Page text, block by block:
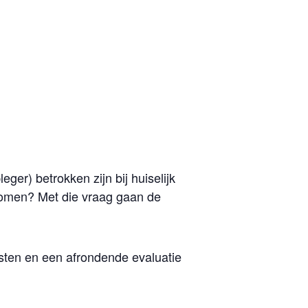
betrokken zijn bij huiselijk
Met die vraag gaan de
en een afrondende evaluatie